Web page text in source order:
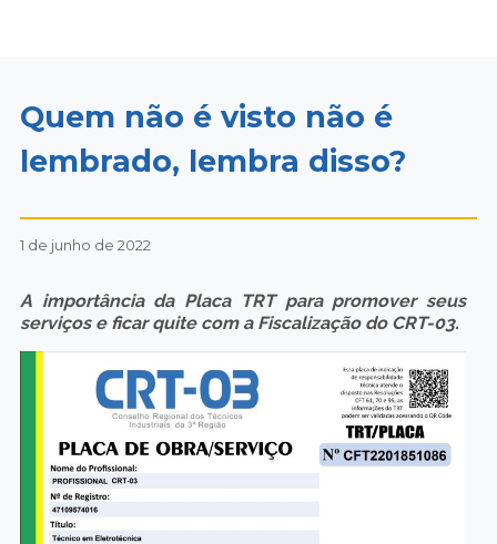
Quem não é visto não é
lembrado, lembra disso?
1 de junho de 2022
A importância da Placa TRT para promover seus
serviços e ficar quite com a Fiscalização do CRT-03.